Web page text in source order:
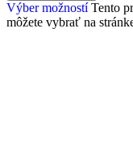
Výber možností Tento
môžete vybrať na